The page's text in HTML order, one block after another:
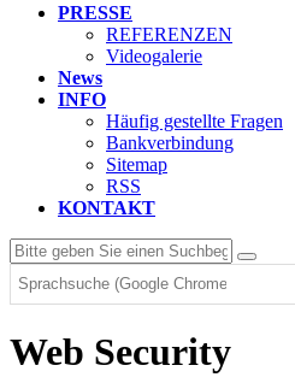
PRESSE
REFERENZEN
Videogalerie
News
INFO
Häufig gestellte Fragen
Bankverbindung
Sitemap
RSS
KONTAKT
Web Security